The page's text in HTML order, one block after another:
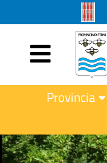
Provincia